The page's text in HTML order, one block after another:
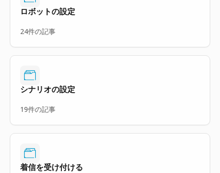
ロボットの設定
24件の記事
シナリオの設定
19件の記事
着信を受け付ける